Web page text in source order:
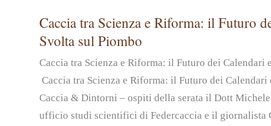
Caccia tra Scienza e Riforma: il Futuro
Svolta sul Piombo
Caccia tra Scienza e Riforma: il Futuro dei
Caccia tra Scienza e Riforma: il Futuro dei Calendari
Caccia & Dintorni – ospiti della serata il Dott
ufficio studi scientifici di Federcaccia e il giornalista